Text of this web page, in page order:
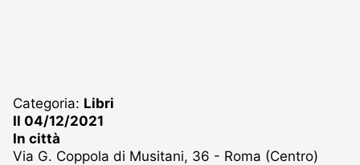
Categoria: Libri
Il 04/12/2021
In città
Via G. Coppola di Musitani, 36 - Roma (Centro)